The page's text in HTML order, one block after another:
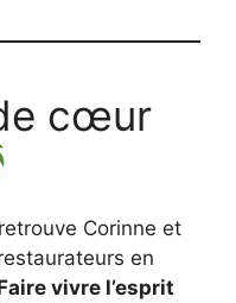
cœur
Corinne et
en
vivre l’esprit